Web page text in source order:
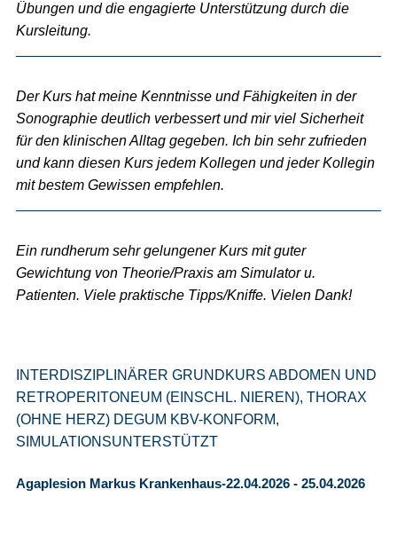
Übungen und die engagierte Unterstützung durch die
Kursleitung.
Der Kurs hat meine Kenntnisse und Fähigkeiten in der
Sonographie deutlich verbessert und mir viel Sicherheit
für den klinischen Alltag gegeben. Ich bin sehr zufrieden
und kann diesen Kurs jedem Kollegen und jeder Kollegin
mit bestem Gewissen empfehlen.
Ein rundherum sehr gelungener Kurs mit guter
Gewichtung von Theorie/Praxis am Simulator u.
Patienten. Viele praktische Tipps/Kniffe. Vielen Dank!
INTERDISZIPLINÄRER GRUNDKURS ABDOMEN UND
RETROPERITONEUM (EINSCHL. NIEREN), THORAX
(OHNE HERZ) DEGUM KBV-KONFORM,
SIMULATIONSUNTERSTÜTZT
Agaplesion Markus Krankenhaus-22.04.2026 - 25.04.2026